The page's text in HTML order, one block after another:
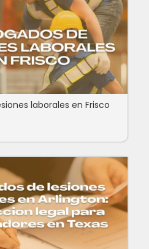
laborales en Frisco